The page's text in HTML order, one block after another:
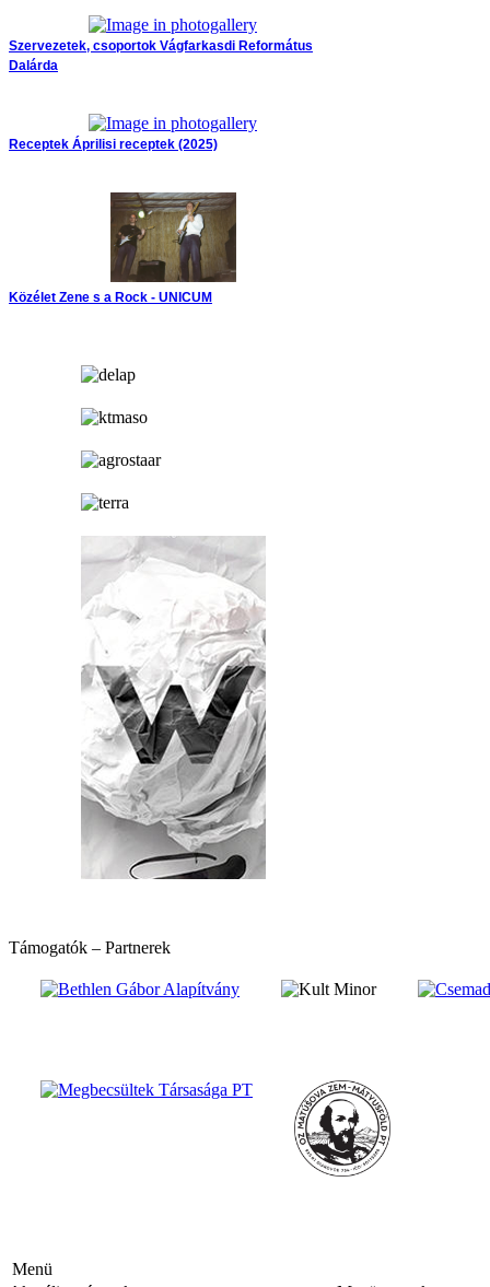
Szervezetek, csoportok Vágfarkasdi Református
Dalárda
Receptek Áprilisi receptek (2025)
Közélet Zene s a Rock - UNICUM
Támogatók – Partnerek
Menü